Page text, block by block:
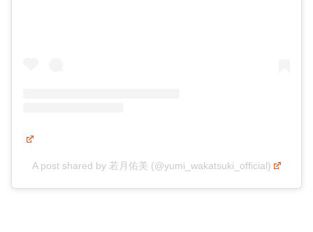
A post shared by 若月佑美 (@yumi_wakatsuki_official)